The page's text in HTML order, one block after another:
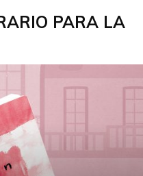
PARA LA